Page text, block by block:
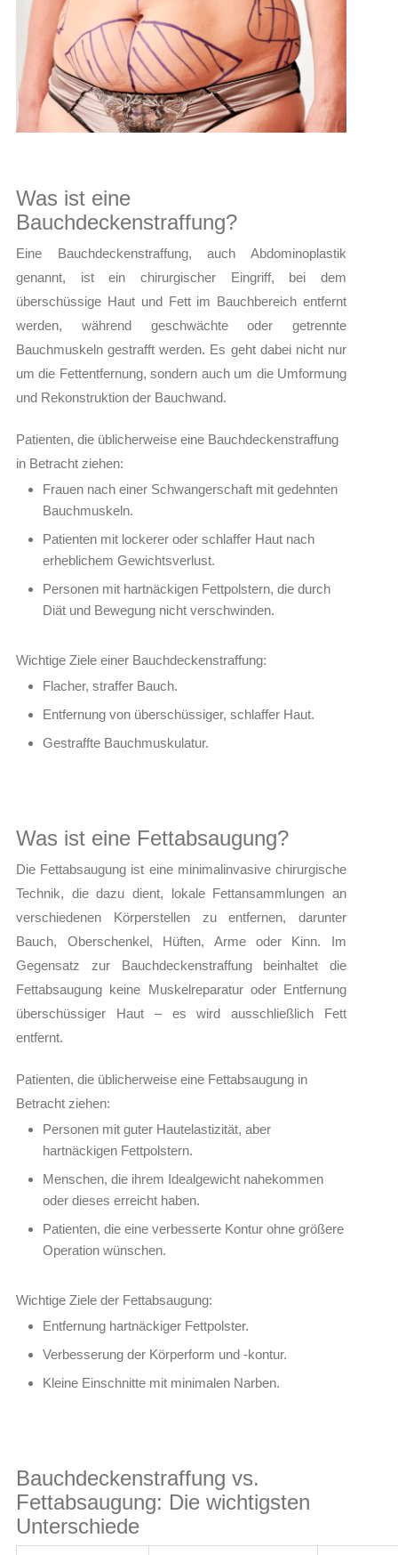
Was ist eine
Bauchdeckenstraffung?
Eine Bauchdeckenstraffung, auch Abdominoplastik
genannt, ist ein chirurgischer Eingriff, bei dem
überschüssige Haut und Fett im Bauchbereich entfernt
werden, während geschwächte oder getrennte
Bauchmuskeln gestrafft werden. Es geht dabei nicht nur
um die Fettentfernung, sondern auch um die Umformung
und Rekonstruktion der Bauchwand.
Patienten, die üblicherweise eine Bauchdeckenstraffung
in Betracht ziehen:
Frauen nach einer Schwangerschaft mit gedehnten
Bauchmuskeln.
Patienten mit lockerer oder schlaffer Haut nach
erheblichem Gewichtsverlust.
Personen mit hartnäckigen Fettpolstern, die durch
Diät und Bewegung nicht verschwinden.
Wichtige Ziele einer Bauchdeckenstraffung:
Flacher, straffer Bauch.
Entfernung von überschüssiger, schlaffer Haut.
Gestraffte Bauchmuskulatur.
Was ist eine Fettabsaugung?
Die Fettabsaugung ist eine minimalinvasive chirurgische
Technik, die dazu dient, lokale Fettansammlungen an
verschiedenen Körperstellen zu entfernen, darunter
Bauch, Oberschenkel, Hüften, Arme oder Kinn. Im
Gegensatz zur Bauchdeckenstraffung beinhaltet die
Fettabsaugung keine Muskelreparatur oder Entfernung
überschüssiger Haut – es wird ausschließlich Fett
entfernt.
Patienten, die üblicherweise eine Fettabsaugung in
Betracht ziehen:
Personen mit guter Hautelastizität, aber
hartnäckigen Fettpolstern.
Menschen, die ihrem Idealgewicht nahekommen
oder dieses erreicht haben.
Patienten, die eine verbesserte Kontur ohne größere
Operation wünschen.
Wichtige Ziele der Fettabsaugung:
Entfernung hartnäckiger Fettpolster.
Verbesserung der Körperform und -kontur.
Kleine Einschnitte mit minimalen Narben.
Bauchdeckenstraffung vs.
Fettabsaugung: Die wichtigsten
Unterschiede